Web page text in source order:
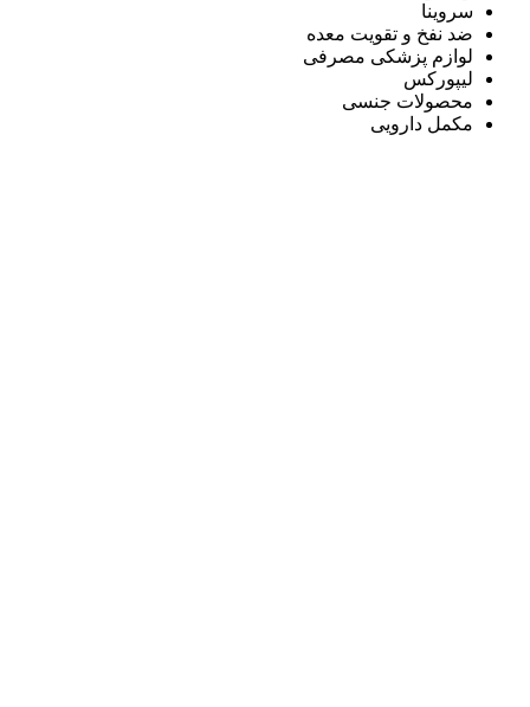
سروینا
ضد نفخ و تقویت معده
لوازم پزشکی مصرفی
لیپورکس
محصولات جنسی
مکمل دارویی